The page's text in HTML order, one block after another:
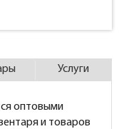
Услуги
оптовыми
и товаров